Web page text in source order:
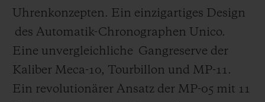
Uhrenkonzepten. Ein einzigartiges Design
des Automatik-Chronographen Unico.
Eine unvergleichliche Gangreserve der
Kaliber Meca-10, Tourbillon und MP-11.
Ein revolutionärer Ansatz der MP-05 mit 11